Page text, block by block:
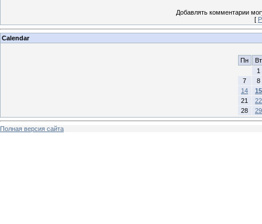
Добавлять комментарии
[
Calendar
Пн
Вт
1
7
8
14
15
21
22
28
29
Полная версия сайта